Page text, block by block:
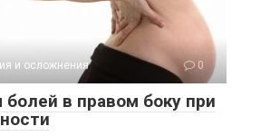
и осложнения 0
в правом боку при